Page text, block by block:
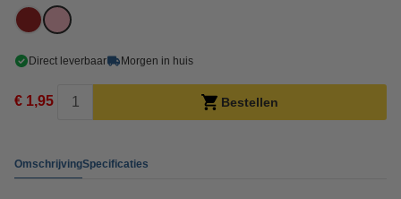
Direct leverbaar Morgen in huis
€ 1,95 Bestellen
OmschrijvingSpecificaties